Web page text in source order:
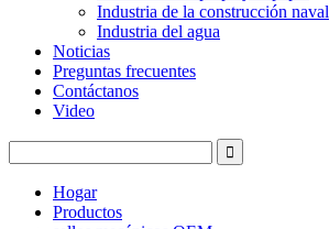
Industria de la construcción naval
Industria del agua
Noticias
Preguntas frecuentes
Contáctanos
Video
Hogar
Productos